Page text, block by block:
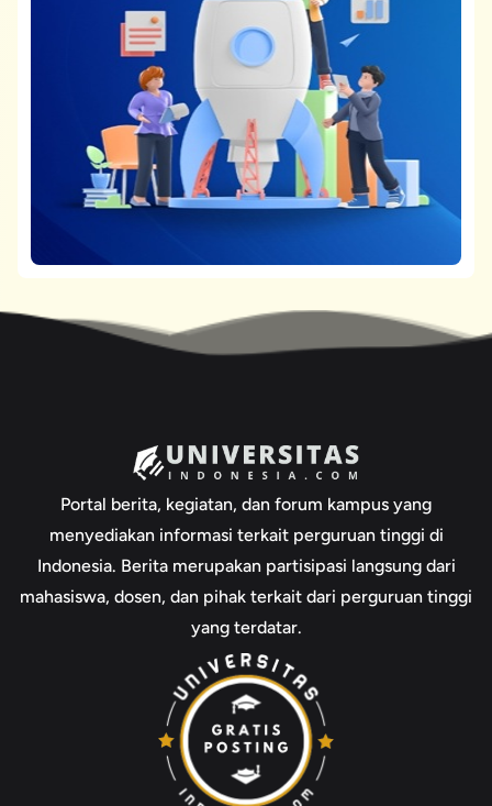
Portal berita, kegiatan, dan forum kampus yang
menyediakan informasi terkait perguruan tinggi di
Indonesia. Berita merupakan partisipasi langsung dari
mahasiswa, dosen, dan pihak terkait dari perguruan tinggi
yang terdatar.